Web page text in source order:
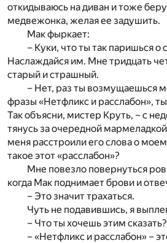
откидываюсь на диван и тоже
медвежонка, желая ее задушить.
Мак фыркает:
– Куки, что ты так паришься о
Наслаждайся им. Мне тридцать
старый и страшный.
– Нет, раз ты возмущаешься
фразы «Нетфликс и расслабон»,
Так объясни, мистер Круть, – с
тянусь за очередной
меня расстроили его слова о
такое этот «расслабон»?
Мне повезло повернуться
когда Мак поднимает брови и
– Это значит трахаться.
Чуть не подавившись, я
– Что ты хочешь этим сказать?
– «Нетфликс и расслабон» –